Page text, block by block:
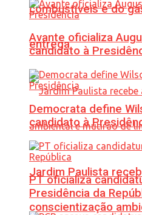
combustíveis e do
entrega
Jardim Paulista
conscientização
Avante oficializa
candidato à
Democrata define
candidato à
PT oficializa
Presidência da